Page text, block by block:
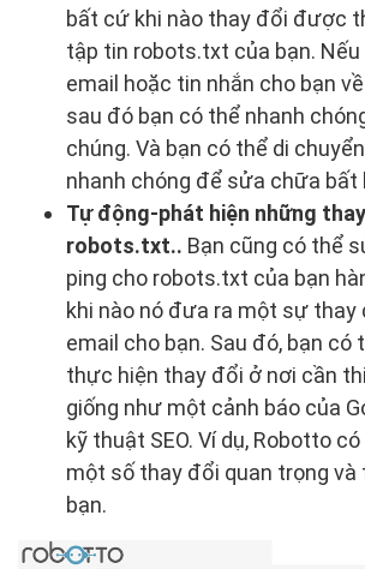
bất cứ khi nào thay đổi được
tập tin robots.txt của bạn.
email hoặc tin nhắn cho bạn
sau đó bạn có thể nhanh
chúng. Và bạn có thể di
nhanh chóng để sửa chữa bất
Tự động-phát hiện những
robots.txt.. Bạn cũng có thể
ping cho robots.txt của bạn
khi nào nó đưa ra một sự thay
email cho bạn. Sau đó, bạn có
thực hiện thay đổi ở nơi cần
giống như một cảnh báo của
kỹ thuật SEO. Ví dụ, Robotto
một số thay đổi quan trọng và
bạn.